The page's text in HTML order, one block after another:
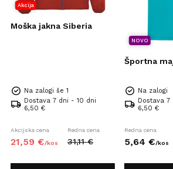
Akcija
Moška jakna Siberia
Na zalogi še 1
Dostava 7 dni - 10 dni
6,50 €
Akcijska cena
21,59 €/kos
Redna cena
31,11 €
NOVO
Športna
Na zalogi
Dostava 7
6,50 €
Redna cena
5,64 €/kos